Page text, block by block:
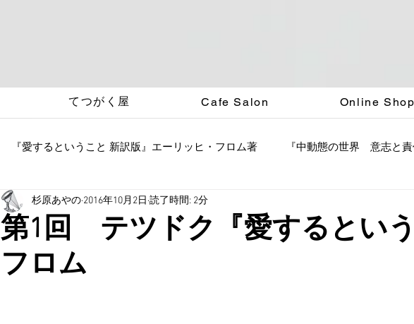
てつがく屋 Cafe Salon Online Shop
『愛するということ 新訳版』エーリッヒ・フロム著 『中動態の世界 意志と
第1回 テツドク『愛するという
フロム
杉原あやの 2016年10月2日 読了時間: 2分